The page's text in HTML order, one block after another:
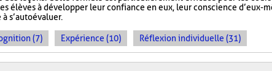
élèves à développer leur confiance en eux, leur conscience d’eux-
s’autoévaluer.
(7) Expérience (10) Réflexion individuelle (31)